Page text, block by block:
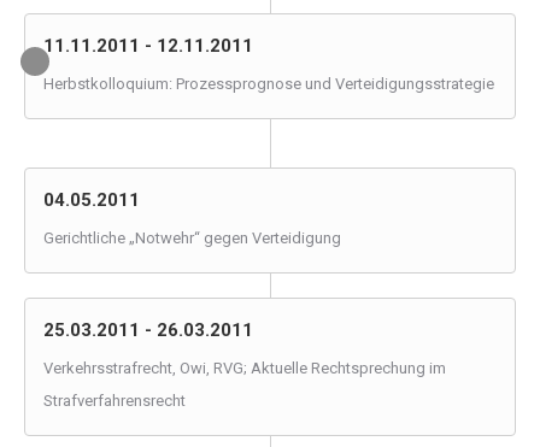
11.11.2011 - 12.11.2011
Herbstkolloquium: Prozessprognose und Verteidigungsstrategie
04.05.2011
Gerichtliche „Notwehr“ gegen Verteidigung
25.03.2011 - 26.03.2011
Verkehrsstrafrecht, Owi, RVG; Aktuelle Rechtsprechung im
Strafverfahrensrecht